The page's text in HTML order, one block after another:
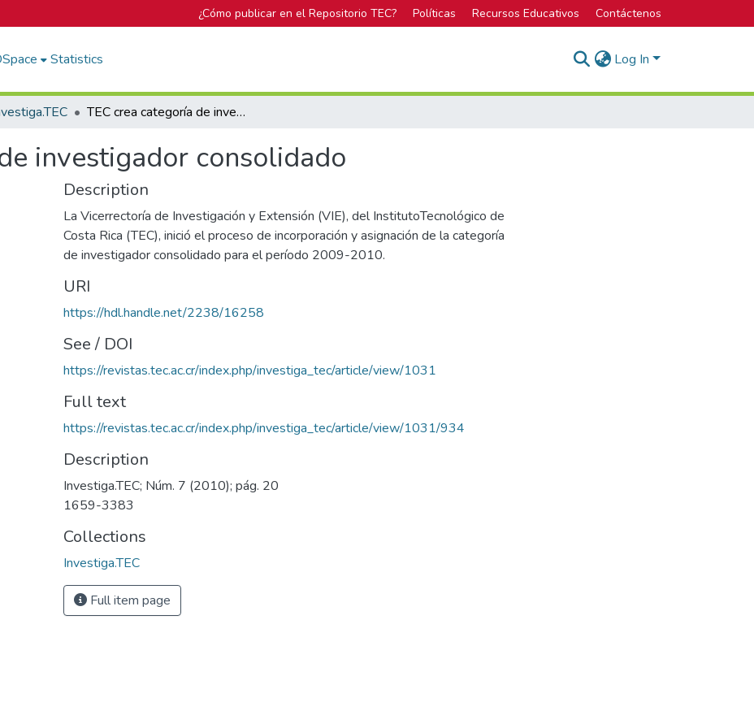
¿Cómo publicar en el Repositorio TEC? Políticas Recursos Educativos Contáctenos
Statistics Log In
TEC crea categoría de investigador consolidado
investigador consolidado
Description
La Vicerrectoría de Investigación y Extensión (VIE), del InstitutoTecnológico de
Costa Rica (TEC), inició el proceso de incorporación y asignación de la categoría
de investigador consolidado para el período 2009-2010.
URI
https://hdl.handle.net/2238/16258
See / DOI
https://revistas.tec.ac.cr/index.php/investiga_tec/article/view/1031
Full text
https://revistas.tec.ac.cr/index.php/investiga_tec/article/view/1031/934
Description
Investiga.TEC; Núm. 7 (2010); pág. 20
1659-3383
Collections
Investiga.TEC
Full item page